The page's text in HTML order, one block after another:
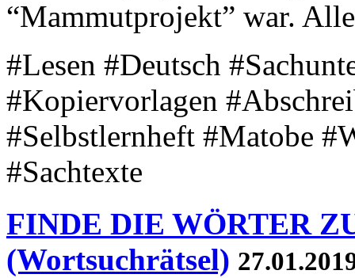
“Mammutprojekt” war.
#Lesen #Deutsch
#Kopiervorlagen
#Selbstlernheft #Matobe
#Sachtexte
FINDE DIE WÖRTER
(Wortsuchrätsel)